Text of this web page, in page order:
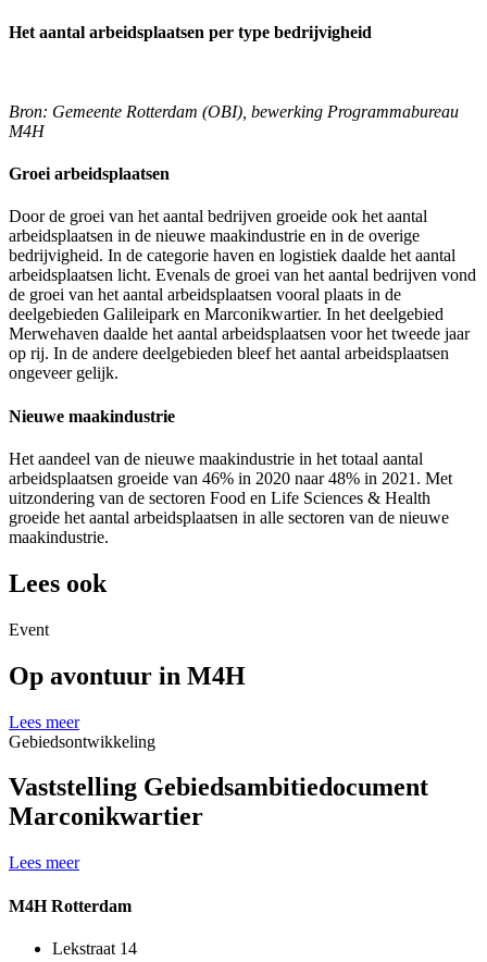
Het aantal arbeidsplaatsen per type bedrijvigheid
Bron: Gemeente Rotterdam (OBI), bewerking Programmabureau
M4H
Groei arbeidsplaatsen
Door de groei van het aantal bedrijven groeide ook het aantal
arbeidsplaatsen in de nieuwe maakindustrie en in de overige
bedrijvigheid. In de categorie haven en logistiek daalde het aantal
arbeidsplaatsen licht. Evenals de groei van het aantal bedrijven vond
de groei van het aantal arbeidsplaatsen vooral plaats in de
deelgebieden Galileipark en Marconikwartier. In het deelgebied
Merwehaven daalde het aantal arbeidsplaatsen voor het tweede jaar
op rij. In de andere deelgebieden bleef het aantal arbeidsplaatsen
ongeveer gelijk.
Nieuwe maakindustrie
Het aandeel van de nieuwe maakindustrie in het totaal aantal
arbeidsplaatsen groeide van 46% in 2020 naar 48% in 2021. Met
uitzondering van de sectoren Food en Life Sciences & Health
groeide het aantal arbeidsplaatsen in alle sectoren van de nieuwe
maakindustrie.
Lees ook
Event
Op avontuur in M4H
Lees meer
Gebiedsontwikkeling
Vaststelling Gebiedsambitiedocument
Marconikwartier
Lees meer
M4H Rotterdam
Lekstraat 14